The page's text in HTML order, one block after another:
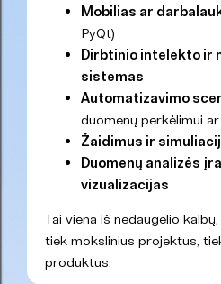
Mobilias ar
PyQt)
Dirbtinio intelekto ir
sistemas
Automatizavimo
duomenų perkėlimui
Žaidimus ir
Duomenų analizės
vizualizacijas
Tai viena iš nedaugelio
tiek mokslinius projektus,
produktus.